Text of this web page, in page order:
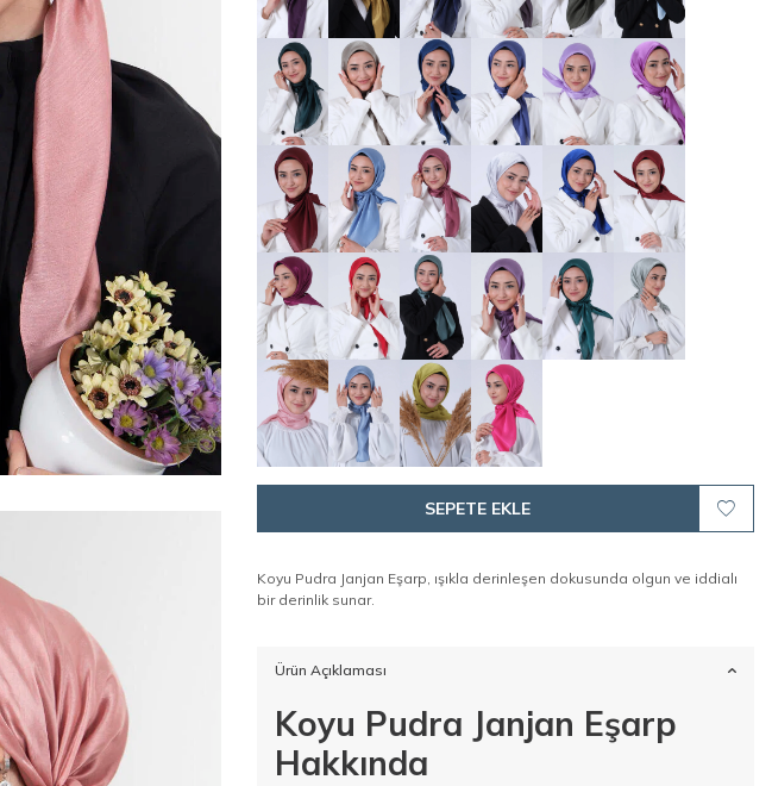
SEPETE EKLE
Koyu Pudra Janjan Eşarp, ışıkla derinleşen dokusunda olgun ve iddialı
bir derinlik sunar.
Ürün Açıklaması
Koyu Pudra Janjan Eşarp
Hakkında